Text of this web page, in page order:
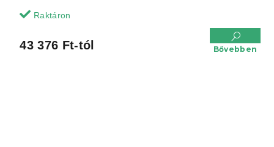
Raktáron
43 376 Ft-tól Bővebben